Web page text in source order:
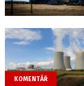
KOMENTÁŘ